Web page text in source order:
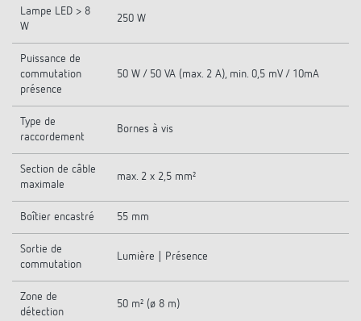
Lampe LED > 8
W
250 W
Puissance de
commutation
présence
50 W / 50 VA (max. 2 A), min. 0,5 mV / 10mA
Type de
raccordement
Bornes à vis
Section de câble
maximale
max. 2 x 2,5 mm²
Boîtier encastré 55 mm
Sortie de
commutation
Lumière | Présence
Zone de
détection
50 m² (ø 8 m)